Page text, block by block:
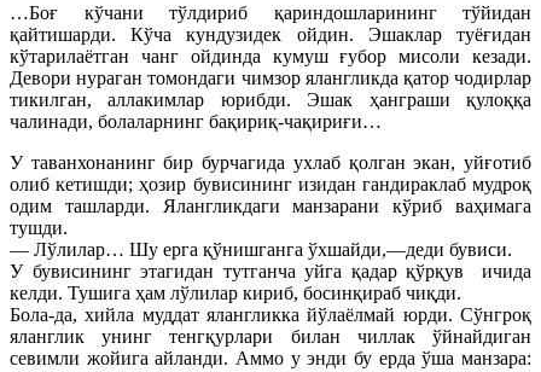
…Боғ кўчани тўлдириб қариндошларининг тўйидан
қайтишарди. Кўча кундузидек ойдин. Эшаклар туёғидан
кўтарилаётган чанг ойдинда кумуш ғубор мисоли кезади.
Девори нураган томондаги чимзор ялангликда қатор чодирлар
тикилган, аллакимлар юрибди. Эшак ҳанграши қулоққа
чалинади, болаларнинг бақириқ-чақириғи…
У таванхонанинг бир бурчагида ухлаб қолган экан, уйғотиб
олиб кетишди; ҳозир бувисининг изидан гандираклаб мудроқ
одим ташларди. Ялангликдаги манзарани кўриб ваҳимага
тушди.
— Лўлилар… Шу ерга қўнишганга ўхшайди,—деди бувиси.
У бувисининг этагидан тутганча уйга қадар қўрқув ичида
келди. Тушига ҳам лўлилар кириб, босинқираб чиқди.
Бола-да, хийла муддат ялангликка йўлаёлмай юрди. Сўнгроқ
яланглик унинг тенгқурлари билан чиллак ўйнайдиган
севимли жойига айланди. Аммо у энди бу ерда ўша манзара: